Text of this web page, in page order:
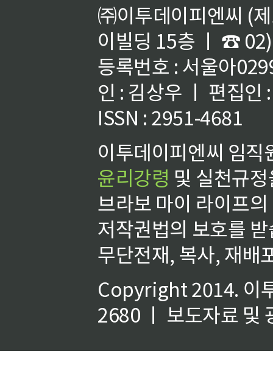
㈜이투데이피엔씨 (
이빌딩 15층 ㅣ ☎
등록번호 : 서울아
인 : 김상우 ㅣ 편집인
ISSN : 2951-4681
이투데이피엔씨 임
윤리강령 및 실천규
브라보 마이 라이프
저작권법의 보호를
무단전재, 복사, 재배
Copyright 2014. 이
2680 ㅣ 보도자료